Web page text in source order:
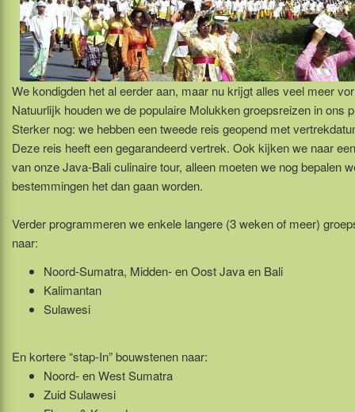
We kondigden het al eerder aan, maar nu krijgt alles veel meer
Natuurlijk houden we de populaire Molukken groepsreizen in ons
Sterker nog: we hebben een tweede reis geopend met
Deze reis heeft een gegarandeerd vertrek. Ook kijken we naar
van onze Java-Bali culinaire tour, alleen moeten we nog bepalen
bestemmingen het dan gaan worden.
Verder programmeren we enkele langere (3 weken of meer)
naar:
Noord-Sumatra, Midden- en Oost Java en Bali
Kalimantan
Sulawesi
En kortere “stap-In” bouwstenen naar:
Noord- en West Sumatra
Zuid Sulawesi